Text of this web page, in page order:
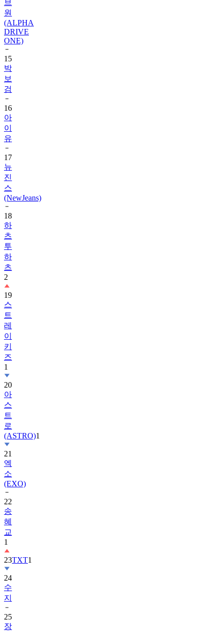
(ALPHA
DRIVE
ONE)
15
박
보
검
16
아
이
유
17
뉴
진
스
(NewJeans)
18
하
츠
투
하
츠
2
19
스
트
레
이
키
즈
1
20
아
스
트
로
(ASTRO)
21
엑
소
(EXO)
22
송
혜
교
1
23
24
수
지
25
장
원
영